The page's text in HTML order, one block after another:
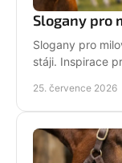
Slogany pro
Slogany pro
stáji. Inspirace
25. července 2026